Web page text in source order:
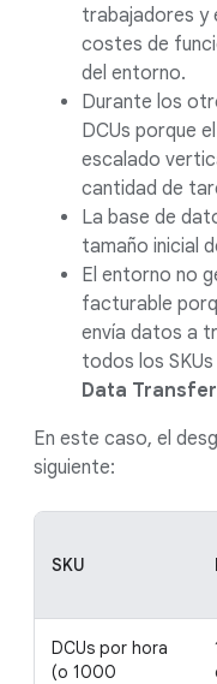
trabajadores y
costes de
del entorno.
Durante los
DCUs porque
escalado
cantidad de
La base de
tamaño inicial
El entorno no
facturable
envía datos a
todos los SKUs
Data Transfer
En este caso, el
siguiente:
SKU
DCUs por hora
(o 1000